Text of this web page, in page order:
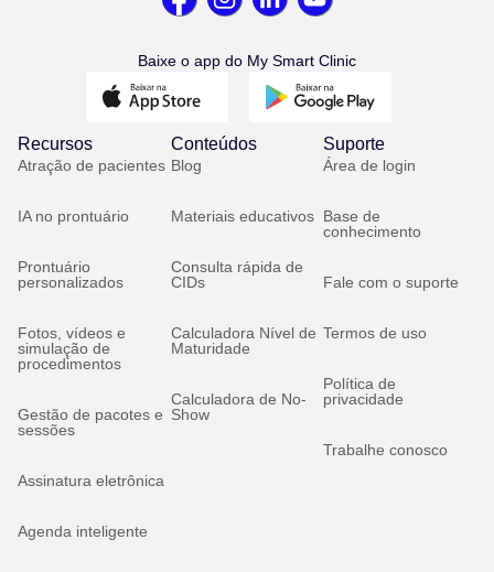
Baixe o app do My Smart Clinic
Recursos
Atração de pacientes
IA no prontuário
Prontuário
personalizados
Fotos, vídeos e
simulação de
procedimentos
Gestão de pacotes e
sessões
Assinatura eletrônica
Agenda inteligente
Conteúdos
Blog
Materiais educativos
Consulta rápida de
CIDs
Calculadora Nível de
Maturidade
Calculadora de No-
Show
Suporte
Área de login
Base de
conhecimento
Fale com o suporte
Termos de uso
Política de
privacidade
Trabalhe conosco